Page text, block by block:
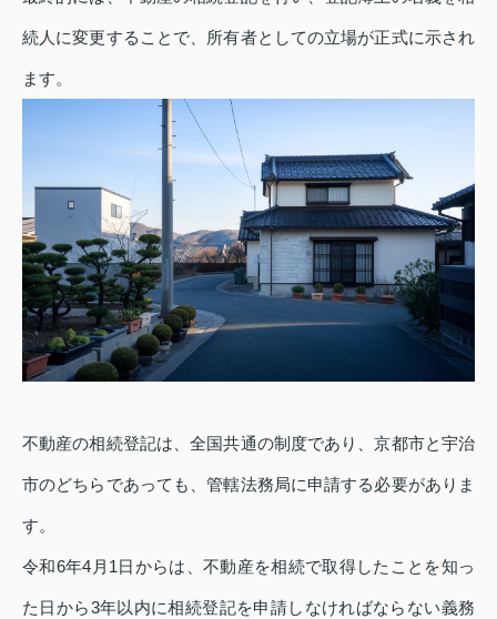
続人に変更することで、所有者としての立場が正式に示され
ます。
不動産の相続登記は、全国共通の制度であり、京都市と宇治
市のどちらであっても、管轄法務局に申請する必要がありま
す。
令和6年4月1日からは、不動産を相続で取得したことを知っ
た日から3年以内に相続登記を申請しなければならない義務